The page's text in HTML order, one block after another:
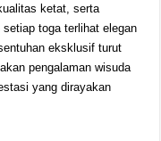
ketat, serta
toga terlihat elegan
eksklusif turut
pengalaman wisuda
yang dirayakan